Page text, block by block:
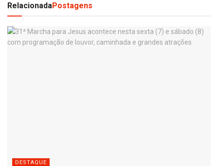
RelacionadaPostagens
DESTAQUE